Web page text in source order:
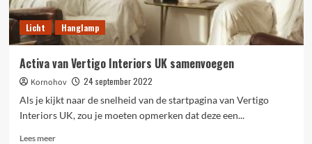
Licht Hanglamp
Activa van Vertigo Interiors UK samenvoegen
Kornohov
24 september 2022
Als je kijkt naar de snelheid van de startpagina van Vertigo
Interiors UK, zou je moeten opmerken dat deze een...
Lees meerLees